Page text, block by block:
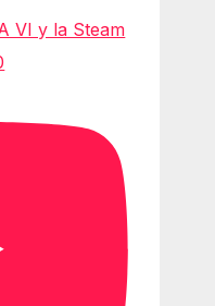
VI y la Steam